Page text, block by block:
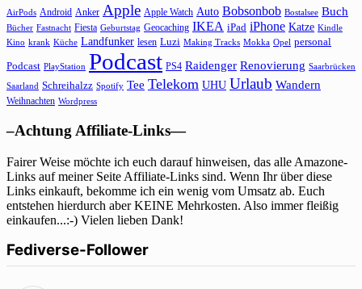
AirPods Android Anker Apple Apple Watch Auto Bobsonbob Bostalsee Buch
Bücher Fastnacht Fiesta Geburtstag Geocaching IKEA iPad iPhone Katze Kindle
Kino krank Küche Landfunker lesen Luzi Making Tracks Mokka Opel personal
Podcast PlayStation Podcast PS4 Raidenger Renovierung Saarbrücken
Saarland Schreihalzz Spotify Tee Telekom UHU Urlaub Wandern
Weihnachten Wordpress
–Achtung Affiliate-Links—
Fairer Weise möchte ich euch darauf hinweisen, das alle Amazone-
Links auf meiner Seite Affiliate-Links sind. Wenn Ihr über diese
Links einkauft, bekomme ich ein wenig vom Umsatz ab. Euch
entstehen hierdurch aber KEINE Mehrkosten. Also immer fleißig
einkaufen...:-) Vielen lieben Dank!
Fediverse-Follower